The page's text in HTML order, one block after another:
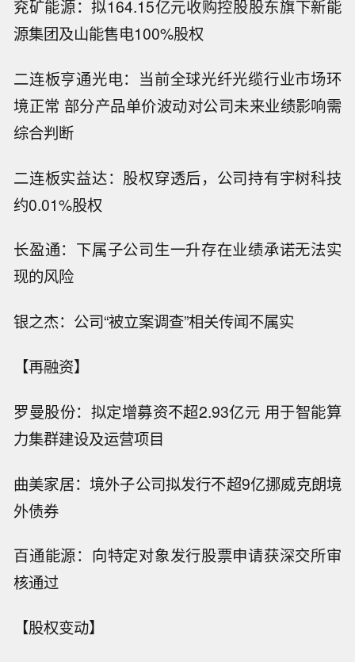
兖矿能源：拟164.15亿元收购控股股东旗下新能
源集团及山能售电100%股权
二连板亨通光电：当前全球光纤光缆行业市场环
境正常 部分产品单价波动对公司未来业绩影响需
综合判断
二连板实益达：股权穿透后，公司持有宇树科技
约0.01%股权
长盈通：下属子公司生一升存在业绩承诺无法实
现的风险
银之杰：公司“被立案调查”相关传闻不属实
【再融资】
罗曼股份：拟定增募资不超2.93亿元 用于智能算
力集群建设及运营项目
曲美家居：境外子公司拟发行不超9亿挪威克朗境
外债券
百通能源：向特定对象发行股票申请获深交所审
核通过
【股权变动】